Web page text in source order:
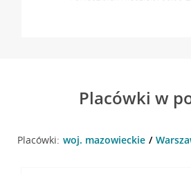
Placówki w
Placówki: woj. mazowieckie